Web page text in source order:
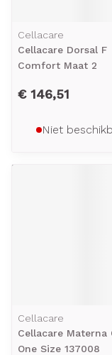
Cellacare
Cellacare Dorsal F
Comfort Maat 2
€ 146,51
Niet
Cellacare
Cellacare Materna
One Size 137008